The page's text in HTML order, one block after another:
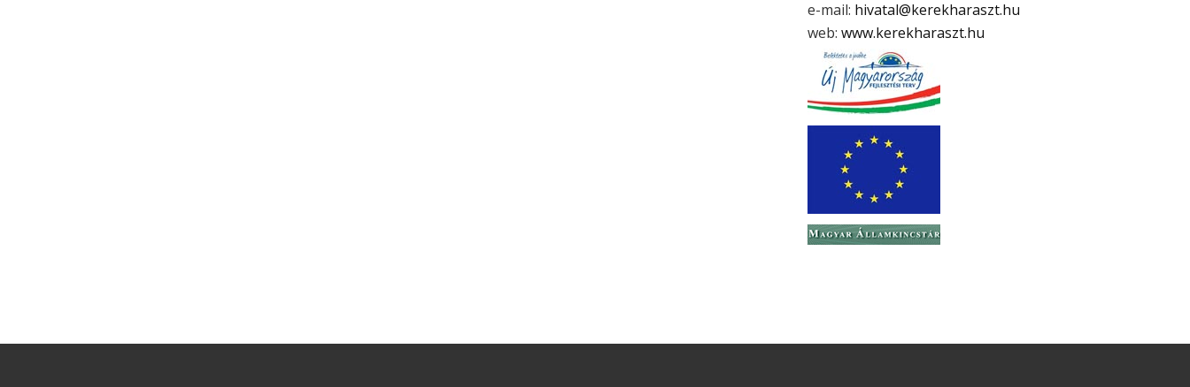
e-mail: hivatal@kerekharaszt.hu
web: www.kerekharaszt.hu